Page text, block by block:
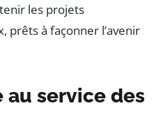
les projets
prêts à façonner l’avenir
au service des